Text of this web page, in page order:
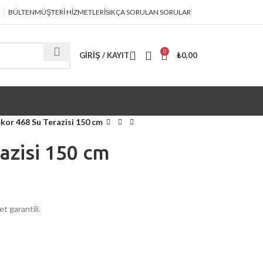
BÜLTENMÜŞTERİ HİZMETLERİSIKÇA SORULAN SORULAR
GIRIŞ / KAYIT 0 ₺0,00
468 Su Terazisi 150 cm
150 cm
garantili.